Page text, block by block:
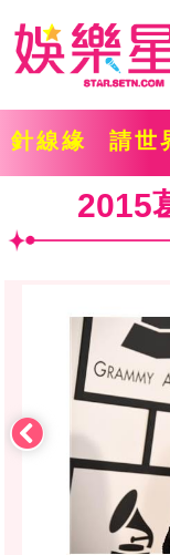
針線緣 請世
2015